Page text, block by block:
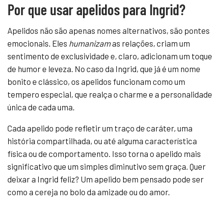
Por que usar apelidos para Ingrid?
Apelidos não são apenas nomes alternativos, são pontes
emocionais. Eles humanizamas relações, criam um
sentimento de exclusividade e, claro, adicionam um toque
de humor e leveza. No caso da Ingrid, que já é um nome
bonito e clássico, os apelidos funcionam como um
tempero especial, que realça o charme e a personalidade
única de cada uma.
Cada apelido pode refletir um traço de caráter, uma
história compartilhada, ou até alguma característica
física ou de comportamento. Isso torna o apelido mais
significativo que um simples diminutivo sem graça. Quer
deixar a Ingrid feliz? Um apelido bem pensado pode ser
como a cereja no bolo da amizade ou do amor.